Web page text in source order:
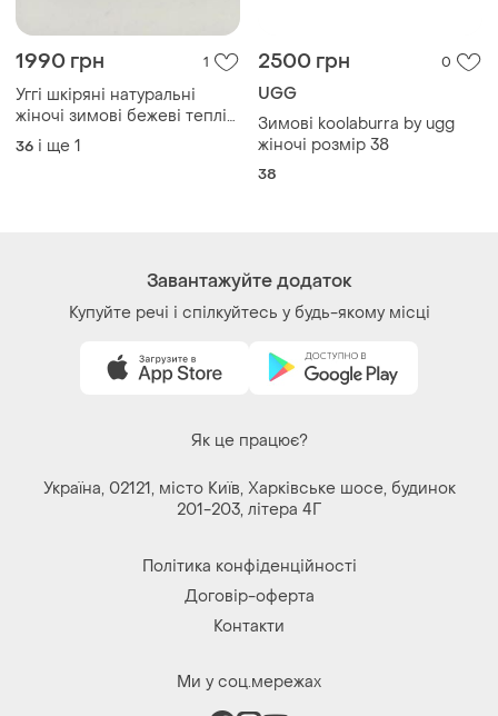
Політика конфіденційності
Договір-оферта
Контакти
Ми у соц.мережах
© 2026Shafa.ua